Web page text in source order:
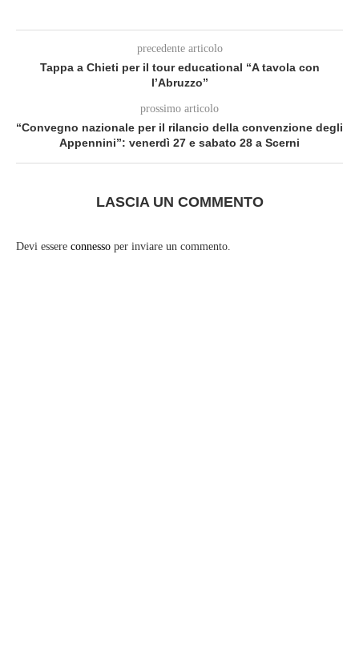
precedente articolo
Tappa a Chieti per il tour educational “A tavola con
l’Abruzzo”
prossimo articolo
“Convegno nazionale per il rilancio della convenzione degli
Appennini”: venerdì 27 e sabato 28 a Scerni
LASCIA UN COMMENTO
Devi essere connesso per inviare un commento.